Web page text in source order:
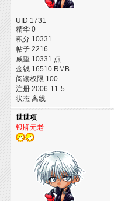
UID 1731
精华 0
积分 10331
帖子 2216
威望 10331 点
金钱 16510 RMB
阅读权限 100
注册 2006-11-5
状态 离线
世世项
银牌元老